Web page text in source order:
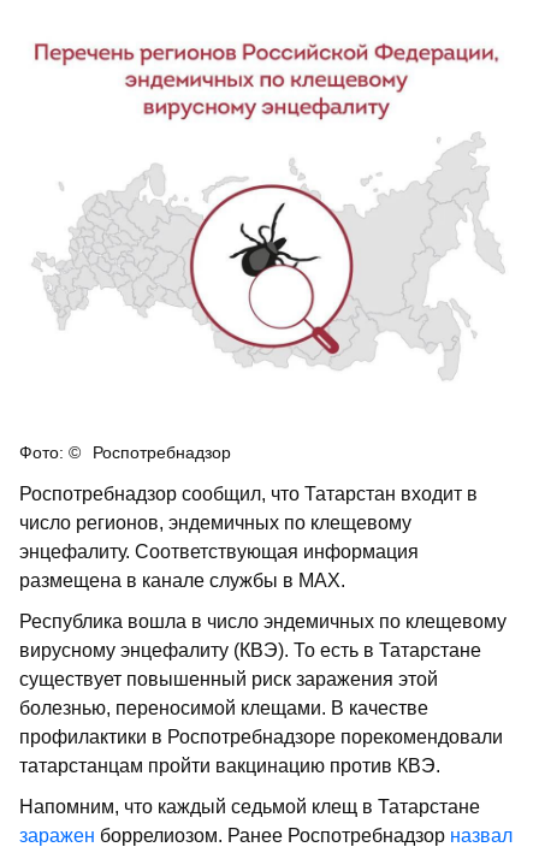
Роспотребнадзор
Роспотребнадзор сообщил, что Татарстан входит в
число регионов, эндемичных по клещевому
энцефалиту. Соответствующая информация
размещена в канале службы в МАХ.
Республика вошла в число эндемичных по клещевому
вирусному энцефалиту (КВЭ). То есть в Татарстане
существует повышенный риск заражения этой
болезнью, переносимой клещами. В качестве
профилактики в Роспотребнадзоре порекомендовали
татарстанцам пройти вакцинацию против КВЭ.
Напомним, что каждый седьмой клещ в Татарстане
заражен боррелиозом. Ранее Роспотребнадзор назвал